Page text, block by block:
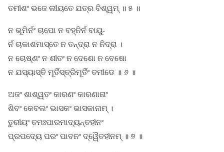
ତମୀଶଂ ଭଜେ ଲୀୟତେ ଯତ୍ର ବିଶ୍ୱମ୍ ॥ ୫ ॥
ନ ଭୂମିର୍ନଂ ଚାପୋ ନ ବହ୍ନିର୍ନ ବାୟୁ-
ର୍ନ ଚାକାଶମାସ୍ତେ ନ ତନ୍ଦ୍ରା ନ ନିଦ୍ରା ।
ନ ଚୋଷ୍ଣଂ ନ ଶୀତଂ ନ ଦେଶୋ ନ ବେଷୋ
ନ ଯସ୍ୟାସ୍ତି ମୂର୍ତିସ୍ତ୍ରିମୂର୍ତିଂ ତମୀଡେ ॥ ୬ ॥
ଅଜଂ ଶାଶ୍ୱତଂ କାରଣଂ କାରଣାନାଂ
ଶିବଂ କେବଲଂ ଭାସକଂ ଭାସକାନାମ୍ ।
ତୁରୀୟଂ ତମଃପାରମାଦ୍ୟନ୍ତହୀନଂ
ପ୍ରପଦ୍ୟେ ପରଂ ପାବନଂ ଦ୍ୱୈତହୀନମ୍ ॥ ୭ ॥